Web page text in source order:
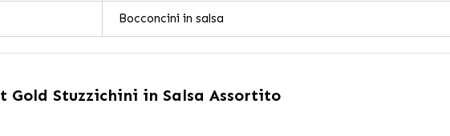
Bocconcini in salsa
Gold Stuzzichini in Salsa Assortito